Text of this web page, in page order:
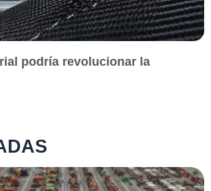
podría revolucionar la